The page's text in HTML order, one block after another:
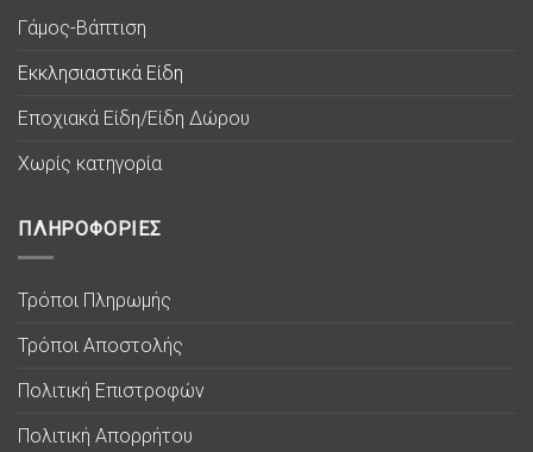
Γάμος-Βάπτιση
Εκκλησιαστικά Είδη
Εποχιακά Είδη/Είδη Δώρου
Χωρίς κατηγορία
ΠΛΗΡΟΦΟΡΙΕΣ
Τρόποι Πληρωμής
Τρόποι Αποστολής
Πολιτική Επιστροφών
Πολιτική Απορρήτου